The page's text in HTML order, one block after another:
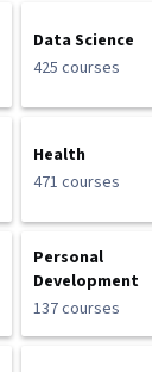
Data Science
425 courses
Health
471 courses
Personal
Development
137 courses